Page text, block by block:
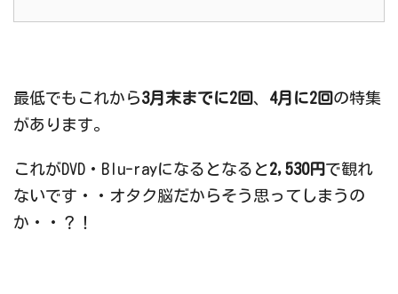
最低でもこれから3月末までに2回、 4月に2回の特集
があります。
これがDVD・Blu-rayになるとなると2,530円で観れ
ないです・・オタク脳だからそう思ってしまうの
か・・？！